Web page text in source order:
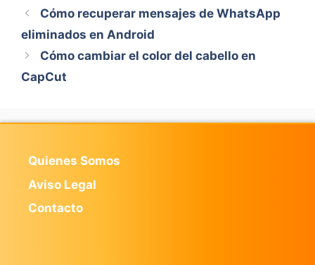
Cómo recuperar mensajes de WhatsApp
eliminados en Android
Cómo cambiar el color del cabello en
CapCut
Quienes Somos
Aviso Legal
Contacto